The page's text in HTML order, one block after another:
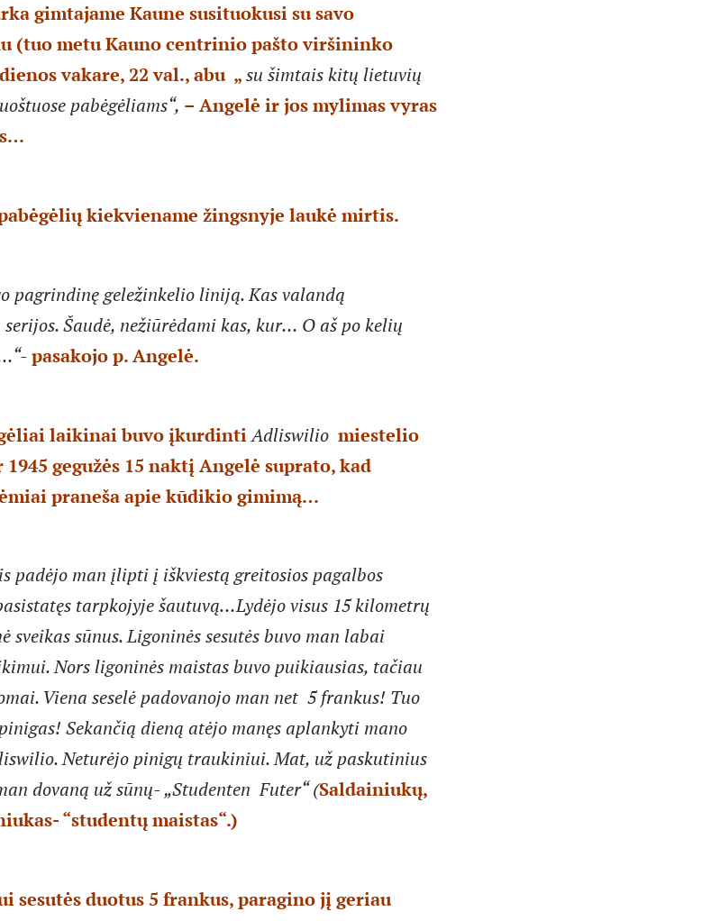
gimtajame Kaune susituokusi su savo
(tuo metu Kauno centrinio pašto viršininko
vakare, 22 val., abu „su šimtais kitų lietuvių
pabėgėliams“, – Angelė ir jos mylimas vyras
kiekviename žingsnyje laukė mirtis.
pagrindinę geležinkelio liniją. Kas valandą
Šaudė, nežiūrėdami kas, kur… O aš po kelių
pasakojo p. Angelė.
laikinai buvo įkurdintiAdliswilio miestelio
gegužės 15 naktį Angelė suprato, kad
praneša apie kūdikio gimimą…
padėjo man įlipti į iškviestą greitosios pagalbos
tarpkojyje šautuvą…Lydėjo visus 15 kilometrų
sūnus. Ligoninės sesutės buvo man labai
Nors ligoninės maistas buvo puikiausias, tačiau
Viena seselė padovanojo man net 5 frankus! Tuo
Sekančią dieną atėjo manęs aplankyti mano
Neturėjo pinigų traukiniui. Mat, už paskutinius
dovaną už sūnų- „Studenten Futer“ (Saldainiukų,
“studentų maistas“.)
sesutės duotus 5 frankus, paragino jį geriau